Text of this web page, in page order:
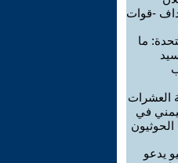
-قوات
ما
العشرات
في
يدعو